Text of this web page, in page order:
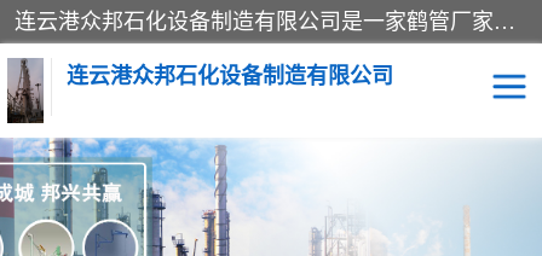
连云港众邦石化设备制造有限公司是一家鹤管厂家主营：鹤管、装车鹤管等，是致力于石油、石化等流体装卸设备(主要产品如鹤管、输油臂、脱缆钩等)的咨询、设计、制造、检测、安装指导、系统调试、维修维护等业务的公司。
连云港众邦石化设备制造有限公司
鹤管 顶部装卸鹤管